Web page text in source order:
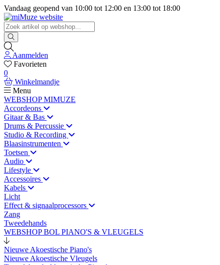
Vandaag geopend van 10:00 tot 12:00 en 13:00 tot 18:00
Aanmelden
Favorieten
0
Winkelmandje
Menu
WEBSHOP MIMUZE
Accordeons
Gitaar & Bas
Drums & Percussie
Studio & Recording
Blaasinstrumenten
Toetsen
Audio
Lifestyle
Accessoires
Kabels
Licht
Effect & signaalprocessors
Zang
Tweedehands
WEBSHOP BOL PIANO'S & VLEUGELS
Nieuwe Akoestische Piano's
Nieuwe Akoestische Vleugels